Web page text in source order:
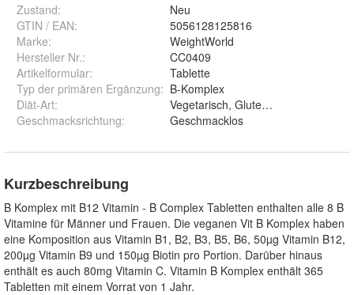
Zustand:
Neu
GTIN / EAN:
5056128125816
Marke:
WeightWorld
Hersteller Nr.:
CC0409
Artikelformular:
Tablette
Typ der primären Ergänzung: B-Komplex
Diät-Art:
Vegetarisch, Glutenfrei, Vegan
Geschmacksrichtung: Geschmacklos
Kurzbeschreibung
B Komplex mit B12 Vitamin - B Complex Tabletten enthalten alle 8 B
Vitamine für Männer und Frauen. Die veganen Vit B Komplex haben
eine Komposition aus Vitamin B1, B2, B3, B5, B6, 50µg Vitamin B12,
200µg Vitamin B9 und 150µg Biotin pro Portion. Darüber hinaus
enthält es auch 80mg Vitamin C. Vitamin B Komplex enthält 365
Tabletten mit einem Vorrat von 1 Jahr.